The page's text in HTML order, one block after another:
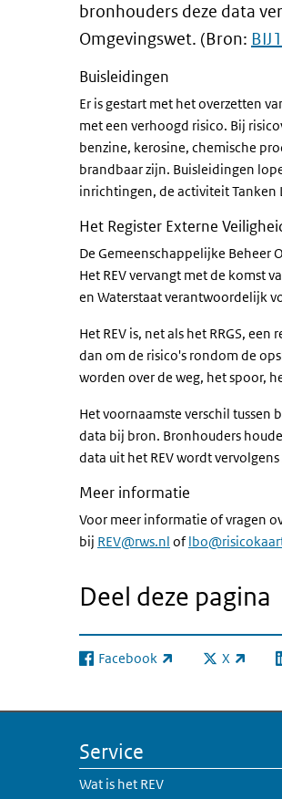
bronhouders deze data
Omgevingswet. (Bron:
Buisleidingen
Er is gestart met het overzetten
met een verhoogd risico. Bij
benzine, kerosine, chemische
brandbaar zijn. Buisleidingen
inrichtingen, de activiteit Tanken
Het Register Externe
De Gemeenschappelijke Beheer
Het REV vervangt met de komst
en Waterstaat verantwoordelijk
Het REV is, net als het RRGS,
dan om de risico's rondom de
worden over de weg, het spoor,
Het voornaamste verschil tussen
data bij bron. Bronhouders
data uit het REV wordt
Meer informatie
Voor meer informatie of vragen
bij REV@rws.nl of
Deel deze pagina
Facebook
(externe link) X
(externe
Service
Wat is het REV